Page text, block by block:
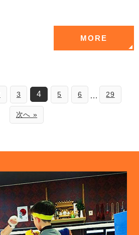
MORE
3 4 5 6 … 29
次へ »